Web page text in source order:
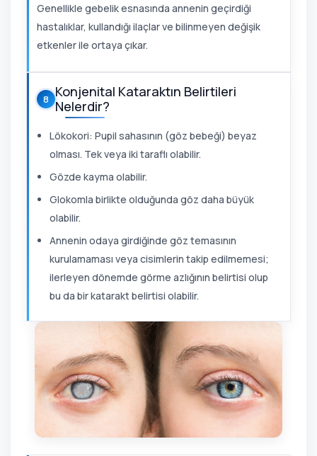
Genellikle gebelik esnasında annenin geçirdiği
hastalıklar, kullandığı ilaçlar ve bilinmeyen değişik
etkenler ile ortaya çıkar.
8 Konjenital Kataraktın Belirtileri
Nelerdir?
Lökokori: Pupil sahasının (göz bebeği) beyaz
olması. Tek veya iki taraflı olabilir.
Gözde kayma olabilir.
Glokomla birlikte olduğunda göz daha büyük
olabilir.
Annenin odaya girdiğinde göz temasının
kurulamaması veya cisimlerin takip edilmemesi;
ilerleyen dönemde görme azlığının belirtisi olup
bu da bir katarakt belirtisi olabilir.